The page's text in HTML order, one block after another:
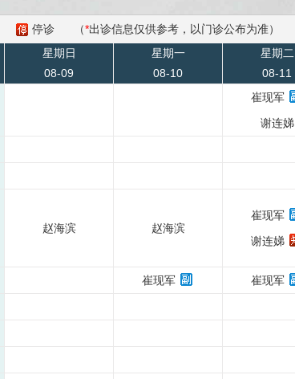
停诊 （*出诊信息仅供参考，以门诊公布为准）
星期日
08-09
星期一
08-10
星期二
08-11
崔现军
谢连娣
赵海滨 赵海滨
崔现军
谢连娣
崔现军 崔现军